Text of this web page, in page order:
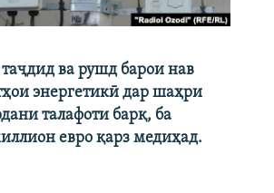
ва рушд барои нав
энергетикӣ дар шаҳри
талафоти барқ, ба
евро қарз медиҳад.